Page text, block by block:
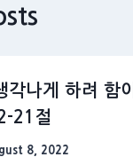
각나게 하려 함
21절
8, 2022